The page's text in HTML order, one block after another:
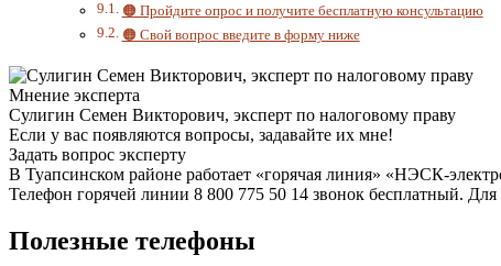
🟠 Пройдите опрос и получите бесплатную консультацию
🟠 Свой вопрос введите в форму ниже
Мнение эксперта
Сулигин Семен Викторович, эксперт по налоговому праву
Если у вас появляются вопросы, задавайте их мне!
Задать вопрос эксперту
В Туапсинском районе работает «горячая линия» «НЭСК-
Телефон горячей линии 8 800 775 50 14 звонок бесплатный.
Полезные телефоны